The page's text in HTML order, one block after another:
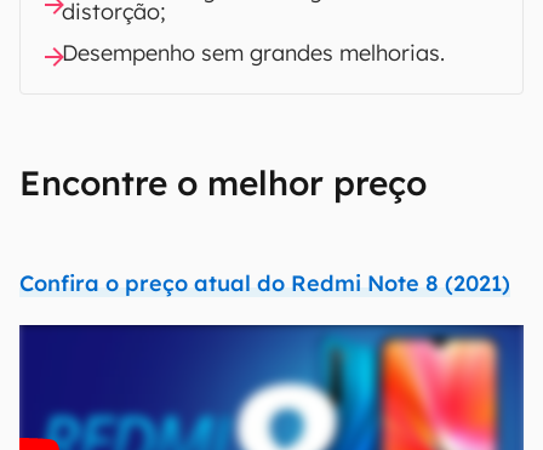
Contras
Mesma do modelo antigo;
Câmera ultra grande-angular com
distorção;
Desempenho sem grandes melhorias.